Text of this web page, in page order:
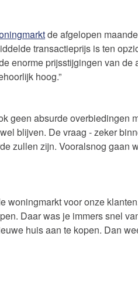
de afgelopen
transactieprijs is ten
enorme prijsstijgingen van
hoog.”
geen absurde overbiedingen
blijven. De vraag - zeker
zullen zijn. Vooralsnog gaan
voor onze
Daar was je immers snel
huis aan te kopen. Dan